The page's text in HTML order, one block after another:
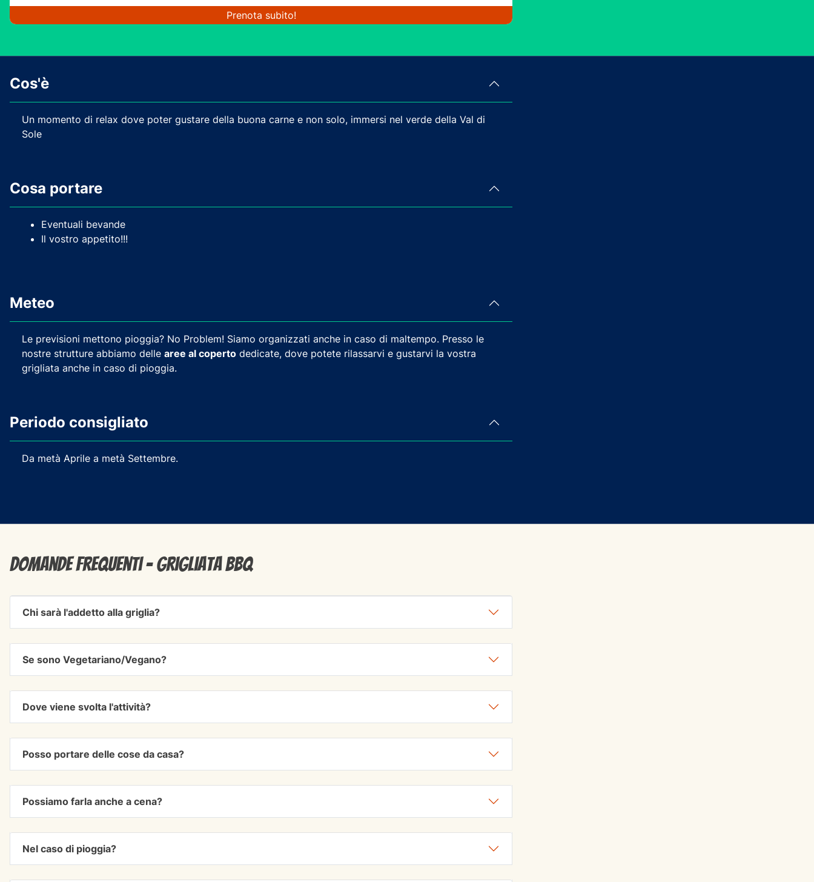
Prenota subito!
Cos'è
Un momento di relax dove poter gustare della buona carne e non solo, immersi nel verde della Val di
Sole
Cosa portare
Eventuali bevande
Il vostro appetito!!!
Meteo
Le previsioni mettono pioggia? No Problem! Siamo organizzati anche in caso di maltempo. Presso le
nostre strutture abbiamo delle aree al coperto dedicate, dove potete rilassarvi e gustarvi la vostra
grigliata anche in caso di pioggia.
Periodo consigliato
Da metà Aprile a metà Settembre.
Domande frequenti - Grigliata BBQ
Chi sarà l'addetto alla griglia?
Se sono Vegetariano/Vegano?
Dove viene svolta l'attività?
Posso portare delle cose da casa?
Possiamo farla anche a cena?
Nel caso di pioggia?